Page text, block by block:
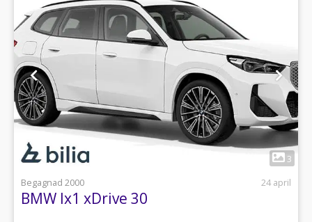
3
Begagnad 2000
24 april
BMW Ix1 xDrive 30